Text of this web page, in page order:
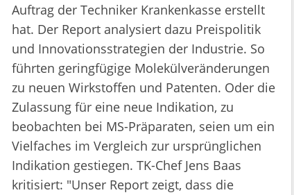
Auftrag der Techniker Krankenkasse erstellt
hat. Der Report analysiert dazu Preispolitik
und Innovationsstrategien der Industrie. So
führten geringfügige Molekülveränderungen
zu neuen Wirkstoffen und Patenten. Oder die
Zulassung für eine neue Indikation, zu
beobachten bei MS-Präparaten, seien um ein
Vielfaches im Vergleich zur ursprünglichen
Indikation gestiegen. TK-Chef Jens Baas
kritisiert: "Unser Report zeigt, dass die